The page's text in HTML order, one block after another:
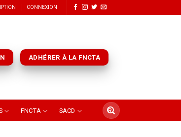
CONNEXION
ADHÉRER À LA FNCTA
FNCTA SACD